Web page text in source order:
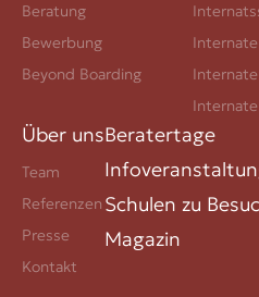
Beratung
Bewerbung
Beyond Boarding
Über uns
Team
Referenzen
Presse
Kontakt
Beratertage
Schulen zu
Magazin